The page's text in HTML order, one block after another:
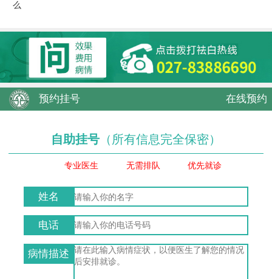
么
预约挂号 在线预约
自助挂号 （所有信息完全保密）
专业医生 无需排队 优先就诊
姓名
电话
病情描述